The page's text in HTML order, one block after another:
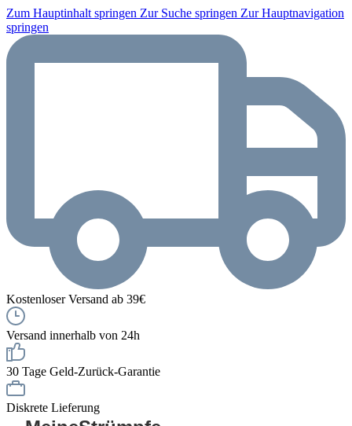
Zum Hauptinhalt springen Zur Suche springen Zur Hauptnavigation
springen
Kostenloser Versand ab 39€
Versand innerhalb von 24h
30 Tage Geld-Zurück-Garantie
Diskrete Lieferung